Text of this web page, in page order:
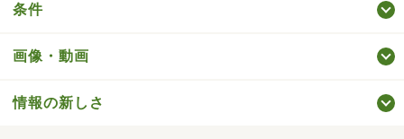
条件
画像・動画
情報の新しさ